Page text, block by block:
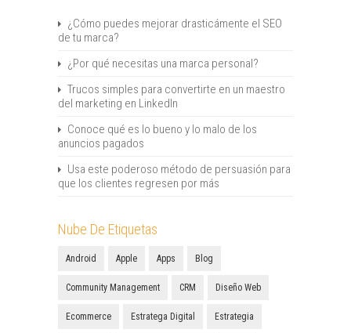
¿Cómo puedes mejorar drasticámente el SEO
de tu marca?
¿Por qué necesitas una marca personal?
Trucos simples para convertirte en un maestro
del marketing en LinkedIn
Conoce qué es lo bueno y lo malo de los
anuncios pagados
Usa este poderoso método de persuasión para
que los clientes regresen por más
Nube De Etiquetas
Android Apple Apps Blog
Community Management CRM Diseño Web
Ecommerce Estratega Digital Estrategia